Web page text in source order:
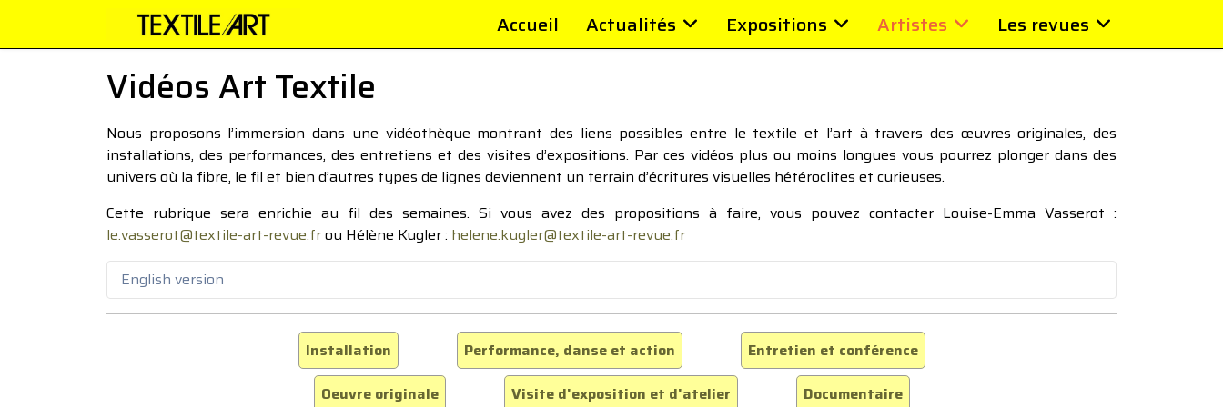
Accueil Actualités Expositions Artistes Les revues
Vidéos Art Textile
Nous proposons l’immersion dans une vidéothèque montrant des liens possibles entre le textile et l’art à travers des œuvres originales, des
installations, des performances, des entretiens et des visites d’expositions. Par ces vidéos plus ou moins longues vous pourrez plonger dans des
univers où la fibre, le fil et bien d’autres types de lignes deviennent un terrain d’écritures visuelles hétéroclites et curieuses.
Cette rubrique sera enrichie au fil des semaines. Si vous avez des propositions à faire, vous pouvez contacter Louise-Emma Vasserot :
le.vasserot@textile-art-revue.frou Hélène Kugler : helene.kugler@textile-art-revue.fr
English version
Installation Performance, danse et action
Entretien et conférence
Oeuvre originale
Visite d'exposition et d'atelier Documentaire